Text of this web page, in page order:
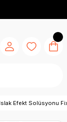
Efekt Solüsyonu